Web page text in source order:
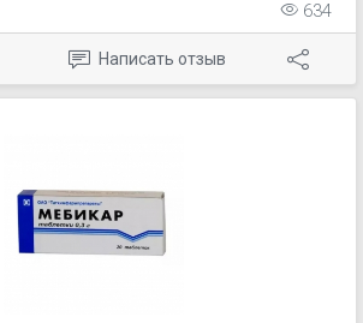
свойства, и способность
функции органов и тканей;
организма и повышать
работоспособность.
634
Написать отзыв